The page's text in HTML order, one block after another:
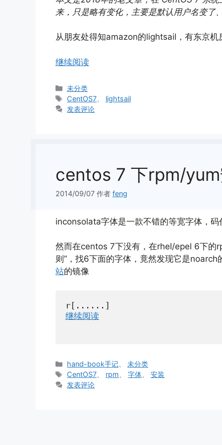
来，只是略有变化，主要是默认用户名变
从朋友处得知amazon的lightsail，有东京
继续阅读
分
类
未分类
标
签
CentOS7
lightsail
发表评论
centos 7 下rpm/
2014/09/07 作者 feng
inconsolata字体是一款不错的等宽字体，
然而在centos 7下没有，在rhel/epel 6下的
则”，找6下面的字体，竟然发现它是
站的镜像
r[......]
继续阅读
分
类
hand-book手记 、未分类
标
签
CentOS7 rpm 、字体 、安装
发表评论